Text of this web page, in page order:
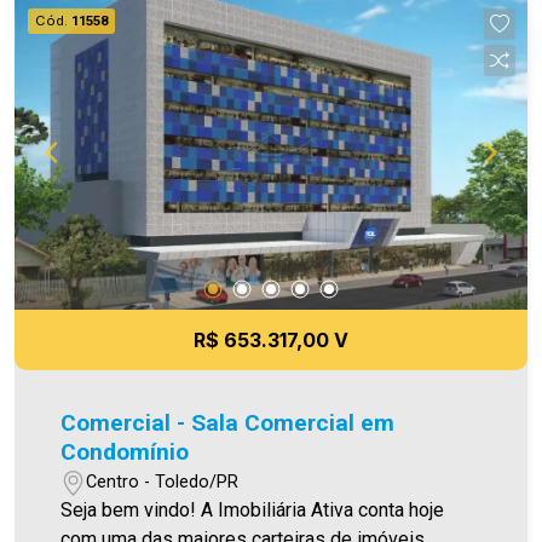
experienciados .Projetado por profissionais da
saúde para integrar diversas especialidades e
serviços em um só endereço, seu conceito
proporciona praticidade e segurança para os
pacientes e possibilita economia . * Consultórios
de 41m2 e 60m2 com possibilidade de junções *
Áreas para grandes clínicas * Lojas comerciais
térreas * Estacionamento rotativo * Recepção
para cada consultório * Banheiros nas áreas
comuns Aproveite essa oportunidade! Imobiliária
Ativa, sinta-se em casa!
Cód. 11558
R$ 653.317,00 V
Comercial - Sala Comercial em
Condomínio
Centro - Toledo/PR
Seja bem vindo! A Imobiliária Ativa conta hoje